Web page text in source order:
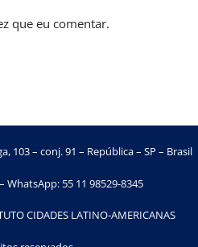
que eu comentar.
103 – conj. 91 – República – SP – Brasil
WhatsApp: 55 11 98529-8345
CIDADES LATINO-AMERICANAS